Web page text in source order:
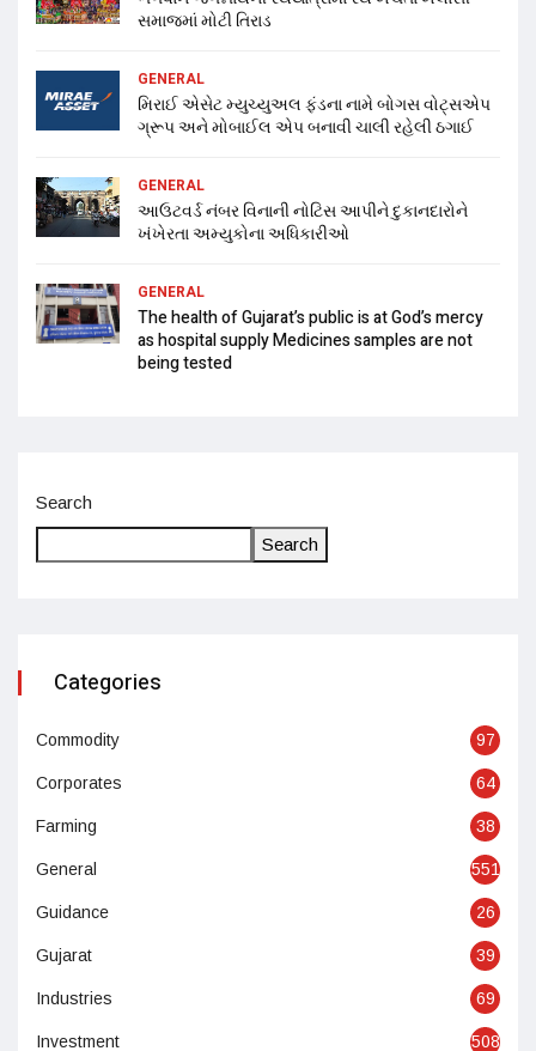
સમાજમાં મોટી તિરાડ
GENERAL
મિરાઈ એસેટ મ્યુચ્યુઅલ ફંડના નામે બોગસ વોટ્સએપ
ગ્રૂપ અને મોબાઈલ એપ બનાવી ચાલી રહેલી ઠગાઈ
GENERAL
આઉટવર્ડ નંબર વિનાની નોટિસ આપીને દુકાનદારોને
ખંખેરતા અમ્યુકોના અધિકારીઓ
GENERAL
The health of Gujarat’s public is at God’s mercy
as hospital supply Medicines samples are not
being tested
Search
Search
Categories
Commodity 97
Corporates 64
Farming 38
General 551
Guidance 26
Gujarat 39
Industries 69
Investment 508